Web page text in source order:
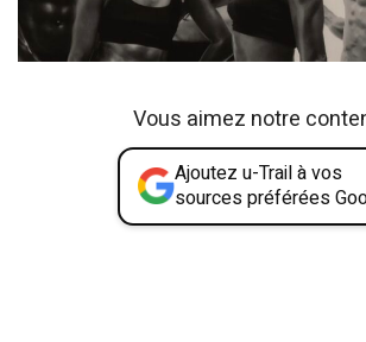
Vous aimez notre
Ajoutez u-Trail à vos
sources préférées